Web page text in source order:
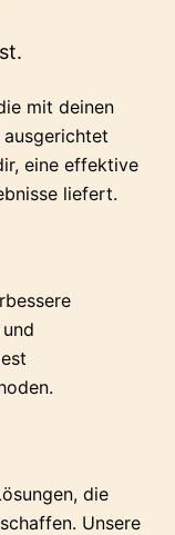
mit deinen
eine effektive
liefert.
die
Unsere